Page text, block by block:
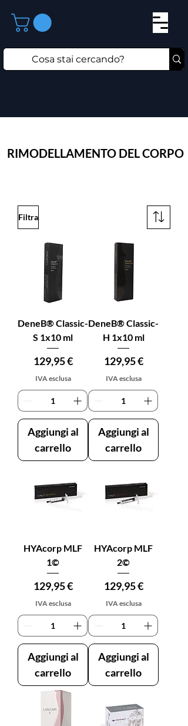
RIMODELLAMENTO DEL CORPO
Filtra
DeneB® Classic-
S 1x10 ml
Prezzo
129,95 €
IVA esclusa
Aggiungi al
carrello
DeneB® Classic-
H 1x10 ml
Prezzo
129,95 €
IVA esclusa
Aggiungi al
carrello
HYAcorp MLF
1©
Prezzo
129,95 €
IVA esclusa
Aggiungi al
carrello
HYAcorp MLF
2©
Prezzo
129,95 €
IVA esclusa
Aggiungi al
carrello